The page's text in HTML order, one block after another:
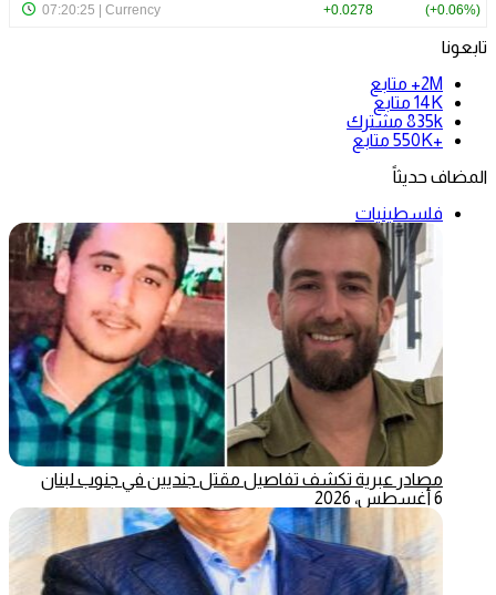
تابعونا
2M+
متابع
14K متابع
835k مشترك
+550K
متابع
المضاف حديثاً
فلسطينيات
مصادر عبرية تكشف تفاصيل مقتل جنديين في جنوب لبنان
6 أغسطس، 2026